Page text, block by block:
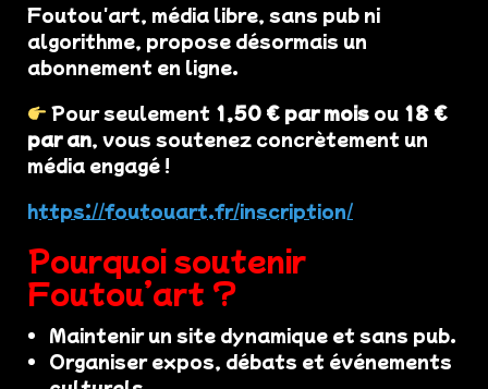
Foutou'art, média libre, sans pub ni
algorithme, propose désormais un
abonnement en ligne.
Pour seulement 1,50 € par mois ou 18 €
par an, vous soutenez concrètement un
média engagé !
https://foutouart.fr/inscription/
Pourquoi soutenir
Foutou’art ?
Maintenir un site dynamique et sans pub.
Organiser expos, débats et événements